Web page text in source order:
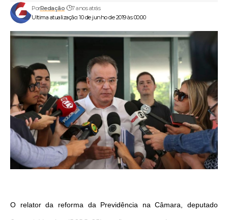
Ultima atualização: 10 de junho de 2019 às 00:00
PorRedação 7 anos atrás
O relator da reforma da Previdência na Câmara, deputado